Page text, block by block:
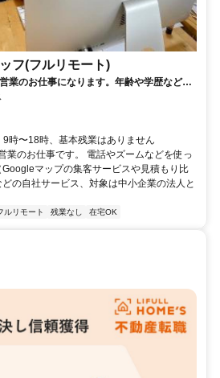
フ(フルリモート)
業のお仕事になります。年齢や学歴など問
時〜18時、基本残業はありません
業のお仕事です。 電話やズームなどを使っ
マップの集客サービスや見積もり比
の自社サービス、対象は中小企業の法人と
ルリモート 残業なし 在宅OK